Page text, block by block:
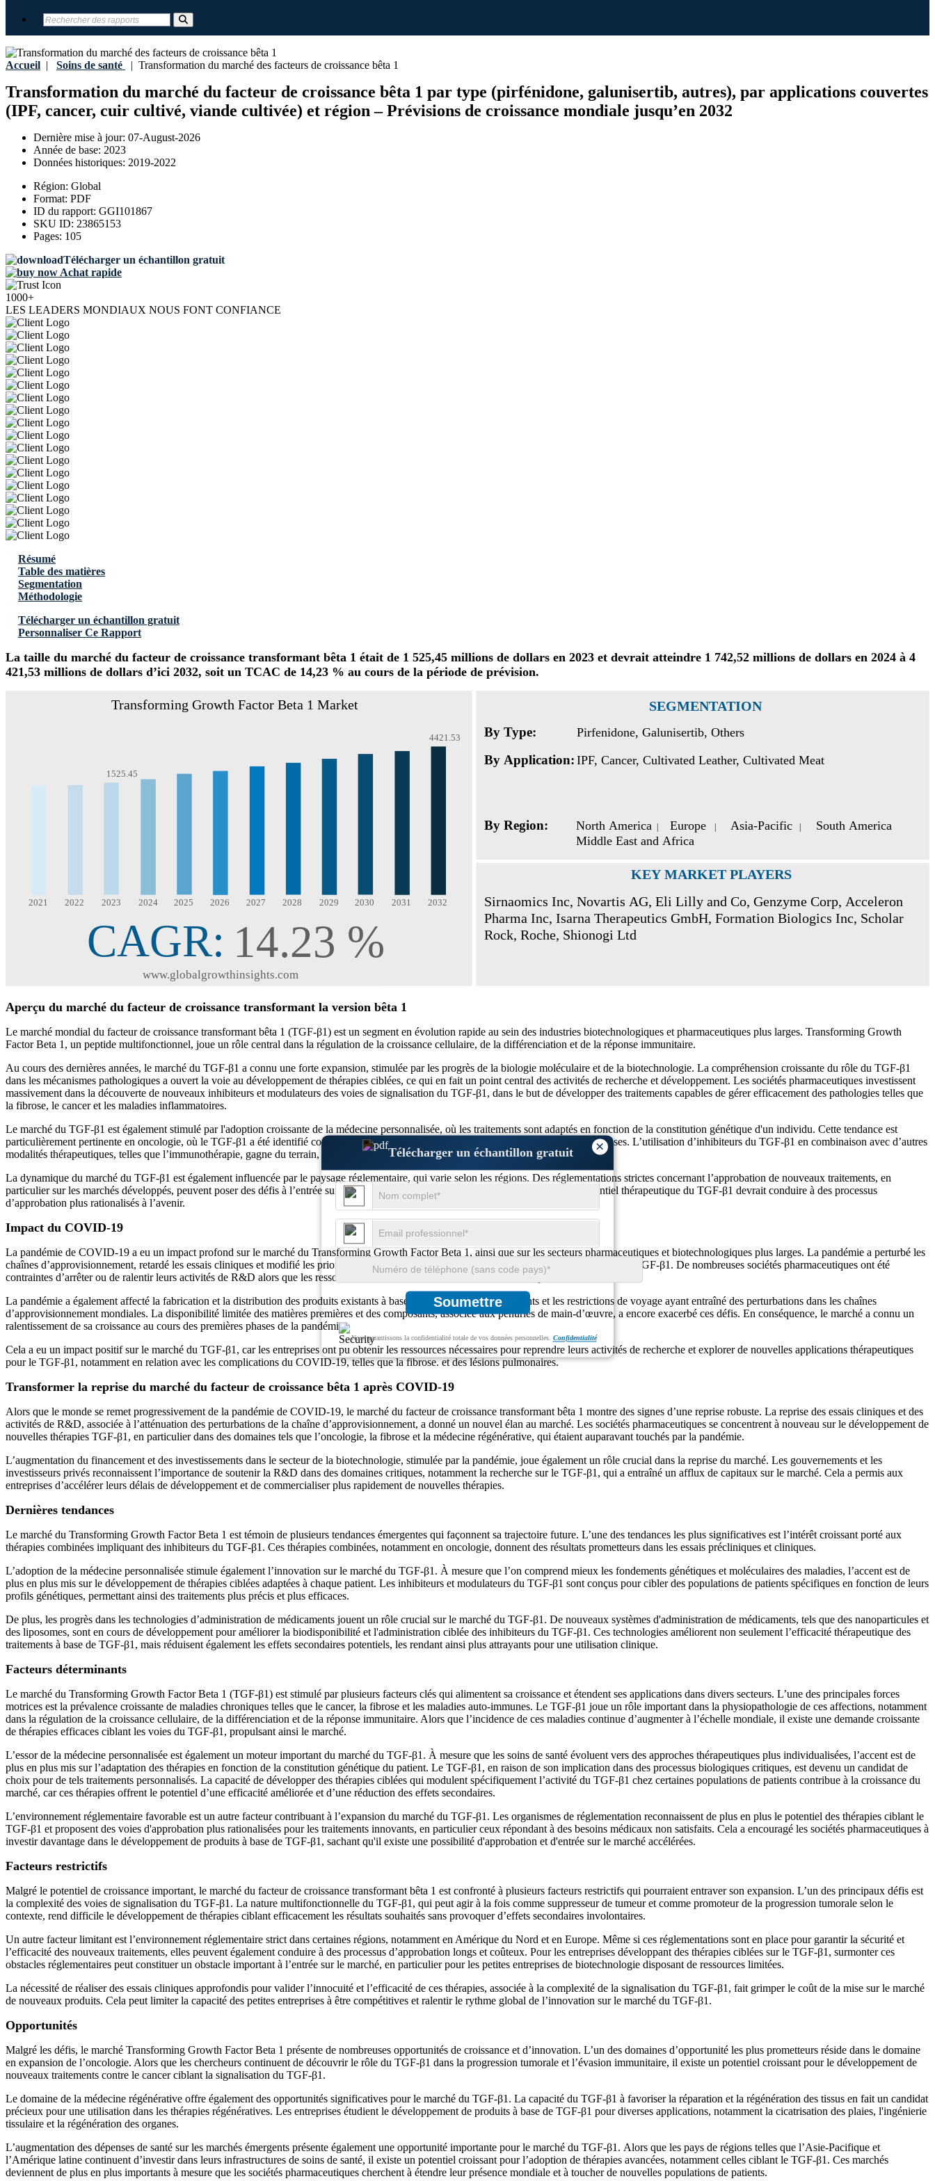
Accueil | Soins de santé | Transformation du marché des facteurs de croissance bêta 1
Transformation du marché du facteur de croissance bêta 1 par type (pirfénidone, galunisertib, autres), par applications couvertes
(IPF, cancer, cuir cultivé, viande cultivée) et région – Prévisions de croissance mondiale jusqu’en 2032
Dernière mise à jour: 07-August-2026
Année de base: 2023
Données historiques: 2019-2022
Région: Global
Format: PDF
ID du rapport: GGI101867
SKU ID: 23865153
Pages: 105
Télécharger un échantillon gratuit
Achat rapide
1000+
LES LEADERS MONDIAUX NOUS FONT CONFIANCE
×
Télécharger un échantillon gratuit
Soumettre
Nous garantissons la confidentialité totale de vos données personnelles. Confidentialité
Résumé
Table des matières
Segmentation
Méthodologie
Télécharger un échantillon gratuit
Personnaliser Ce Rapport
La taille du marché du facteur de croissance transformant bêta 1 était de 1 525,45 millions de dollars en 2023 et devrait atteindre 1 742,52 millions de dollars en 2024 à 4
421,53 millions de dollars d’ici 2032, soit un TCAC de 14,23 % au cours de la période de prévision.
Aperçu du marché du facteur de croissance transformant la version bêta 1
Le marché mondial du facteur de croissance transformant bêta 1 (TGF-β1) est un segment en évolution rapide au sein des industries biotechnologiques et pharmaceutiques plus larges. Transforming Growth
Factor Beta 1, un peptide multifonctionnel, joue un rôle central dans la régulation de la croissance cellulaire, de la différenciation et de la réponse immunitaire.
Au cours des dernières années, le marché du TGF-β1 a connu une forte expansion, stimulée par les progrès de la biologie moléculaire et de la biotechnologie. La compréhension croissante du rôle du TGF-β1
dans les mécanismes pathologiques a ouvert la voie au développement de thérapies ciblées, ce qui en fait un point central des activités de recherche et développement. Les sociétés pharmaceutiques investissent
massivement dans la découverte de nouveaux inhibiteurs et modulateurs des voies de signalisation du TGF-β1, dans le but de développer des traitements capables de gérer efficacement des pathologies telles que
la fibrose, le cancer et les maladies inflammatoires.
Le marché du TGF-β1 est également stimulé par l'adoption croissante de la médecine personnalisée, où les traitements sont adaptés en fonction de la constitution génétique d'un individu. Cette tendance est
particulièrement pertinente en oncologie, où le TGF-β1 a été identifié comme un facteur critique dans la progression tumorale et les métastases. L’utilisation d’inhibiteurs du TGF-β1 en combinaison avec d’autres
modalités thérapeutiques, telles que l’immunothérapie, gagne du terrain, stimulant encore la croissance du marché.
La dynamique du marché du TGF-β1 est également influencée par le paysage réglementaire, qui varie selon les régions. Des réglementations strictes concernant l’approbation de nouveaux traitements, en
particulier sur les marchés développés, peuvent poser des défis à l’entrée sur le marché. Cependant, la reconnaissance croissante du potentiel thérapeutique du TGF-β1 devrait conduire à des processus
d’approbation plus rationalisés à l’avenir.
Impact du COVID-19
La pandémie de COVID-19 a eu un impact profond sur le marché du Transforming Growth Factor Beta 1, ainsi que sur les secteurs pharmaceutiques et biotechnologiques plus larges. La pandémie a perturbé les
chaînes d’approvisionnement, retardé les essais cliniques et modifié les priorités de recherche, entraînant des défis importants pour le marché du TGF-β1. De nombreuses sociétés pharmaceutiques ont été
contraintes d’arrêter ou de ralentir leurs activités de R&D alors que les ressources étaient réorientées vers la lutte contre la pandémie.
La pandémie a également affecté la fabrication et la distribution des produits existants à base de TGF-β1, les confinements et les restrictions de voyage ayant entraîné des perturbations dans les chaînes
d’approvisionnement mondiales. La disponibilité limitée des matières premières et des composants, associée aux pénuries de main-d’œuvre, a encore exacerbé ces défis. En conséquence, le marché a connu un
ralentissement de sa croissance au cours des premières phases de la pandémie.
Cela a eu un impact positif sur le marché du TGF-β1, car les entreprises ont pu obtenir les ressources nécessaires pour reprendre leurs activités de recherche et explorer de nouvelles applications thérapeutiques
pour le TGF-β1, notamment en relation avec les complications du COVID-19, telles que la fibrose. et des lésions pulmonaires.
Transformer la reprise du marché du facteur de croissance bêta 1 après COVID-19
Alors que le monde se remet progressivement de la pandémie de COVID-19, le marché du facteur de croissance transformant bêta 1 montre des signes d’une reprise robuste. La reprise des essais cliniques et des
activités de R&D, associée à l’atténuation des perturbations de la chaîne d’approvisionnement, a donné un nouvel élan au marché. Les sociétés pharmaceutiques se concentrent à nouveau sur le développement de
nouvelles thérapies TGF-β1, en particulier dans des domaines tels que l’oncologie, la fibrose et la médecine régénérative, qui étaient auparavant touchés par la pandémie.
L’augmentation du financement et des investissements dans le secteur de la biotechnologie, stimulée par la pandémie, joue également un rôle crucial dans la reprise du marché. Les gouvernements et les
investisseurs privés reconnaissent l’importance de soutenir la R&D dans des domaines critiques, notamment la recherche sur le TGF-β1, qui a entraîné un afflux de capitaux sur le marché. Cela a permis aux
entreprises d’accélérer leurs délais de développement et de commercialiser plus rapidement de nouvelles thérapies.
Dernières tendances
Le marché du Transforming Growth Factor Beta 1 est témoin de plusieurs tendances émergentes qui façonnent sa trajectoire future. L’une des tendances les plus significatives est l’intérêt croissant porté aux
thérapies combinées impliquant des inhibiteurs du TGF-β1. Ces thérapies combinées, notamment en oncologie, donnent des résultats prometteurs dans les essais précliniques et cliniques.
L’adoption de la médecine personnalisée stimule également l’innovation sur le marché du TGF-β1. À mesure que l’on comprend mieux les fondements génétiques et moléculaires des maladies, l’accent est de
plus en plus mis sur le développement de thérapies ciblées adaptées à chaque patient. Les inhibiteurs et modulateurs du TGF-β1 sont conçus pour cibler des populations de patients spécifiques en fonction de leurs
profils génétiques, permettant ainsi des traitements plus précis et plus efficaces.
De plus, les progrès dans les technologies d’administration de médicaments jouent un rôle crucial sur le marché du TGF-β1. De nouveaux systèmes d'administration de médicaments, tels que des nanoparticules et
des liposomes, sont en cours de développement pour améliorer la biodisponibilité et l'administration ciblée des inhibiteurs du TGF-β1. Ces technologies améliorent non seulement l’efficacité thérapeutique des
traitements à base de TGF-β1, mais réduisent également les effets secondaires potentiels, les rendant ainsi plus attrayants pour une utilisation clinique.
Facteurs déterminants
Le marché du Transforming Growth Factor Beta 1 (TGF-β1) est stimulé par plusieurs facteurs clés qui alimentent sa croissance et étendent ses applications dans divers secteurs. L’une des principales forces
motrices est la prévalence croissante de maladies chroniques telles que le cancer, la fibrose et les maladies auto-immunes. Le TGF-β1 joue un rôle important dans la physiopathologie de ces affections, notamment
dans la régulation de la croissance cellulaire, de la différenciation et de la réponse immunitaire. Alors que l’incidence de ces maladies continue d’augmenter à l’échelle mondiale, il existe une demande croissante
de thérapies efficaces ciblant les voies du TGF-β1, propulsant ainsi le marché.
L’essor de la médecine personnalisée est également un moteur important du marché du TGF-β1. À mesure que les soins de santé évoluent vers des approches thérapeutiques plus individualisées, l’accent est de
plus en plus mis sur l’adaptation des thérapies en fonction de la constitution génétique du patient. Le TGF-β1, en raison de son implication dans des processus biologiques critiques, est devenu un candidat de
choix pour de tels traitements personnalisés. La capacité de développer des thérapies ciblées qui modulent spécifiquement l’activité du TGF-β1 chez certaines populations de patients contribue à la croissance du
marché, car ces thérapies offrent le potentiel d’une efficacité améliorée et d’une réduction des effets secondaires.
L’environnement réglementaire favorable est un autre facteur contribuant à l’expansion du marché du TGF-β1. Les organismes de réglementation reconnaissent de plus en plus le potentiel des thérapies ciblant le
TGF-β1 et proposent des voies d'approbation plus rationalisées pour les traitements innovants, en particulier ceux répondant à des besoins médicaux non satisfaits. Cela a encouragé les sociétés pharmaceutiques à
investir davantage dans le développement de produits à base de TGF-β1, sachant qu'il existe une possibilité d'approbation et d'entrée sur le marché accélérées.
Facteurs restrictifs
Malgré le potentiel de croissance important, le marché du facteur de croissance transformant bêta 1 est confronté à plusieurs facteurs restrictifs qui pourraient entraver son expansion. L’un des principaux défis est
la complexité des voies de signalisation du TGF-β1. La nature multifonctionnelle du TGF-β1, qui peut agir à la fois comme suppresseur de tumeur et comme promoteur de la progression tumorale selon le
contexte, rend difficile le développement de thérapies ciblant efficacement les résultats souhaités sans provoquer d’effets secondaires involontaires.
Un autre facteur limitant est l’environnement réglementaire strict dans certaines régions, notamment en Amérique du Nord et en Europe. Même si ces réglementations sont en place pour garantir la sécurité et
l’efficacité des nouveaux traitements, elles peuvent également conduire à des processus d’approbation longs et coûteux. Pour les entreprises développant des thérapies ciblées sur le TGF-β1, surmonter ces
obstacles réglementaires peut constituer un obstacle important à l’entrée sur le marché, en particulier pour les petites entreprises de biotechnologie disposant de ressources limitées.
La nécessité de réaliser des essais cliniques approfondis pour valider l’innocuité et l’efficacité de ces thérapies, associée à la complexité de la signalisation du TGF-β1, fait grimper le coût de la mise sur le marché
de nouveaux produits. Cela peut limiter la capacité des petites entreprises à être compétitives et ralentir le rythme global de l’innovation sur le marché du TGF-β1.
Opportunités
Malgré les défis, le marché Transforming Growth Factor Beta 1 présente de nombreuses opportunités de croissance et d’innovation. L’un des domaines d’opportunité les plus prometteurs réside dans le domaine
en expansion de l’oncologie. Alors que les chercheurs continuent de découvrir le rôle du TGF-β1 dans la progression tumorale et l’évasion immunitaire, il existe un potentiel croissant pour le développement de
nouveaux traitements contre le cancer ciblant la signalisation du TGF-β1.
Le domaine de la médecine régénérative offre également des opportunités significatives pour le marché du TGF-β1. La capacité du TGF-β1 à favoriser la réparation et la régénération des tissus en fait un candidat
précieux pour une utilisation dans les thérapies régénératives. Les entreprises étudient le développement de produits à base de TGF-β1 pour diverses applications, notamment la cicatrisation des plaies, l'ingénierie
tissulaire et la régénération des organes.
L’augmentation des dépenses de santé sur les marchés émergents présente également une opportunité importante pour le marché du TGF-β1. Alors que les pays de régions telles que l’Asie-Pacifique et
l’Amérique latine continuent d’investir dans leurs infrastructures de soins de santé, il existe un potentiel croissant pour l’adoption de thérapies avancées, notamment celles ciblant le TGF-β1. Ces marchés
deviennent de plus en plus importants à mesure que les sociétés pharmaceutiques cherchent à étendre leur présence mondiale et à toucher de nouvelles populations de patients.